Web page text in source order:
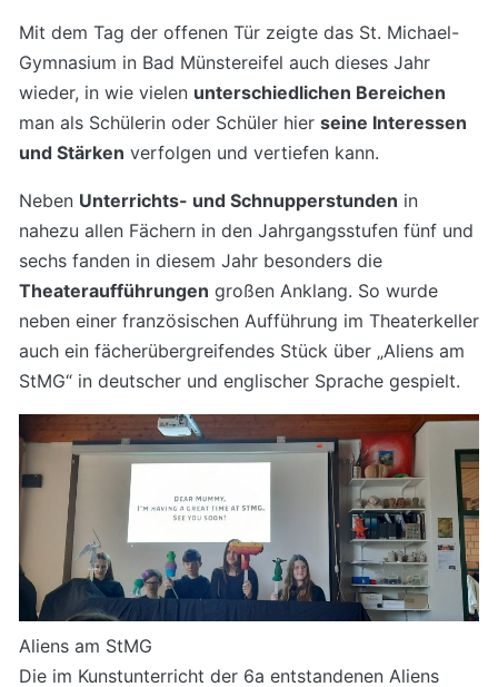
Mit dem Tag der offenen Tür zeigte das St. Michael-
Gymnasium in Bad Münstereifel auch dieses Jahr
wieder, in wie vielen unterschiedlichen Bereichen
man als Schülerin oder Schüler hier seine Interessen
und Stärken verfolgen und vertiefen kann.
Neben Unterrichts- und Schnupperstunden in
nahezu allen Fächern in den Jahrgangsstufen fünf und
sechs fanden in diesem Jahr besonders die
Theateraufführungen großen Anklang. So wurde
neben einer französischen Aufführung im Theaterkeller
auch ein fächerübergreifendes Stück über „Aliens am
StMG“ in deutscher und englischer Sprache gespielt.
Aliens am StMG
Die im Kunstunterricht der 6a entstandenen Aliens